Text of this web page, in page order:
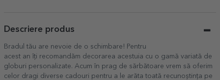
Descriere produs
Bradul tău are nevoie de o schimbare! Pentru
acest an îți recomandăm decorarea acestuia cu o gamă variată de
globuri personalizate. Acum în prag de sărbătoare vrem să oferim
celor dragi diverse cadouri pentru a le arăta toată recunoștința pe